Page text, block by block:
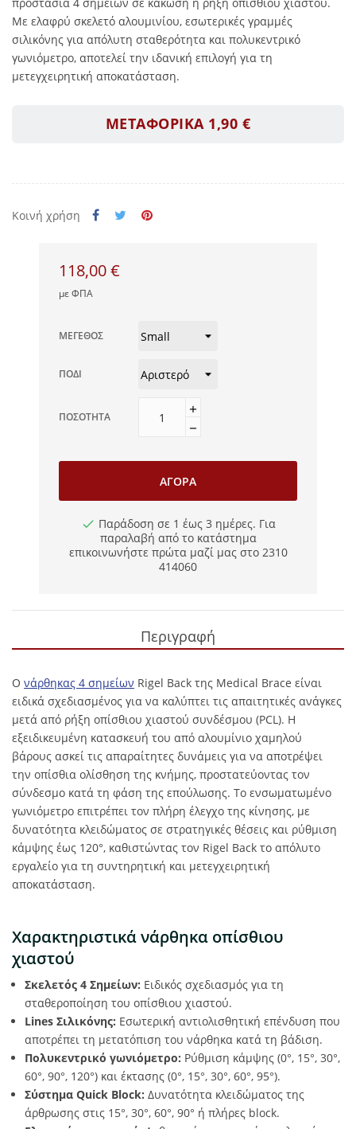
Με ελαφρύ σκελετό αλουμινίου, εσωτερικές γραμμές
σιλικόνης για απόλυτη σταθερότητα και πολυκεντρικό
γωνιόμετρο, αποτελεί την ιδανική επιλογή για τη
μετεγχειρητική αποκατάσταση.
ΜΕΤΑΦΟΡΙΚΑ 1,90 €
Κοινή χρήση
118,00 €
με ΦΠΑ
ΜΈΓΕΘΟΣ
ΠΌΔΙ
ΠΟΣΌΤΗΤΑ
ΑΓΟΡΆ
Παράδοση σε 1 έως 3 ημέρες. Για
παραλαβή από το κατάστημα
επικοινωνήστε πρώτα μαζί μας στο 2310
414060
Περιγραφή
Ο νάρθηκας 4 σημείων Rigel Back της Medical Brace είναι
ειδικά σχεδιασμένος για να καλύπτει τις απαιτητικές ανάγκες
μετά από ρήξη οπίσθιου χιαστού συνδέσμου (PCL). Η
εξειδικευμένη κατασκευή του από αλουμίνιο χαμηλού
βάρους ασκεί τις απαραίτητες δυνάμεις για να αποτρέψει
την οπίσθια ολίσθηση της κνήμης, προστατεύοντας τον
σύνδεσμο κατά τη φάση της επούλωσης. Το ενσωματωμένο
γωνιόμετρο επιτρέπει τον πλήρη έλεγχο της κίνησης, με
δυνατότητα κλειδώματος σε στρατηγικές θέσεις και ρύθμιση
κάμψης έως 120°, καθιστώντας τον Rigel Back το απόλυτο
εργαλείο για τη συντηρητική και μετεγχειρητική
αποκατάσταση.
Χαρακτηριστικά νάρθηκα οπίσθιου
χιαστού
Σκελετός 4 Σημείων: Ειδικός σχεδιασμός για τη
σταθεροποίηση του οπίσθιου χιαστού.
Lines Σιλικόνης: Εσωτερική αντιολισθητική επένδυση που
αποτρέπει τη μετατόπιση του νάρθηκα κατά τη βάδιση.
Πολυκεντρικό γωνιόμετρο: Ρύθμιση κάμψης (0°, 15°, 30°,
60°, 90°, 120°) και έκτασης (0°, 15°, 30°, 60°, 95°).
Σύστημα Quick Block: Δυνατότητα κλειδώματος της
άρθρωσης στις 15°, 30°, 60°, 90° ή πλήρες block.